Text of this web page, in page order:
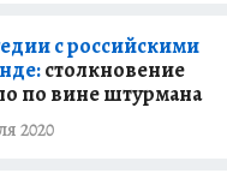
с российскими
столкновение
по вине штурмана
2020